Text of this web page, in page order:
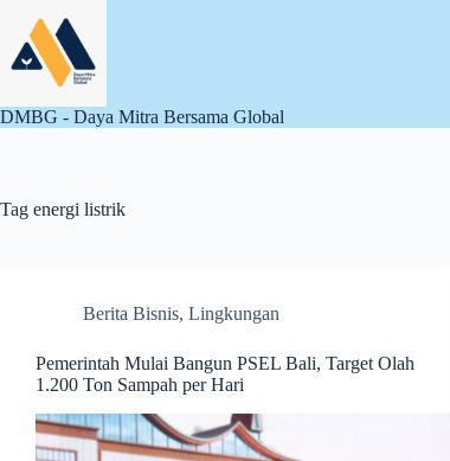
content
DMBG - Daya Mitra Bersama Global
Tag energi listrik
Berita Bisnis, Lingkungan
Pemerintah Mulai Bangun PSEL Bali, Target Olah
1.200 Ton Sampah per Hari